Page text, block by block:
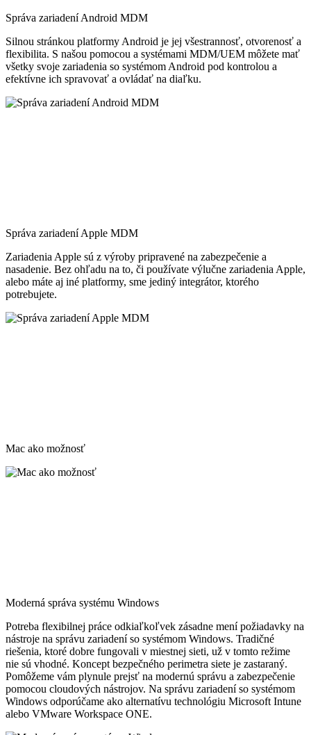
Správa zariadení Android MDM
Silnou stránkou platformy Android je jej všestrannosť, otvorenosť a
flexibilita. S našou pomocou a systémami MDM/UEM môžete mať
všetky svoje zariadenia so systémom Android pod kontrolou a
efektívne ich spravovať a ovládať na diaľku.
Správa zariadení Apple MDM
Zariadenia Apple sú z výroby pripravené na zabezpečenie a
nasadenie. Bez ohľadu na to, či používate výlučne zariadenia Apple,
alebo máte aj iné platformy, sme jediný integrátor, ktorého
potrebujete.
Mac ako možnosť
Moderná správa systému Windows
Potreba flexibilnej práce odkiaľkoľvek zásadne mení požiadavky na
nástroje na správu zariadení so systémom Windows. Tradičné
riešenia, ktoré dobre fungovali v miestnej sieti, už v tomto režime
nie sú vhodné. Koncept bezpečného perimetra siete je zastaraný.
Pomôžeme vám plynule prejsť na modernú správu a zabezpečenie
pomocou cloudových nástrojov. Na správu zariadení so systémom
Windows odporúčame ako alternatívu technológiu Microsoft Intune
alebo VMware Workspace ONE.